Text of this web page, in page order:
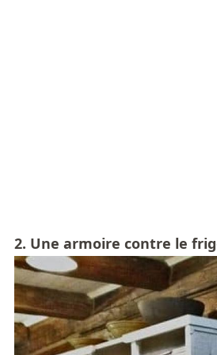
2. Une armoire contre le